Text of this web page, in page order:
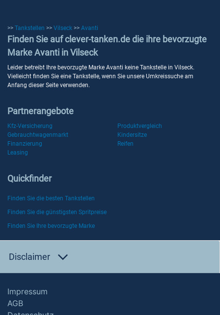
>> Tankstellen >> Vilseck >> Avanti
Finden Sie auf clever-tanken.de die ihre bevorzugte
Marke Avanti in Vilseck
Leider betreibt Ihre bevorzugte Marke Avanti keine Tankstelle in Vilseck.
Vielleicht finden Sie eine Tankstelle, wenn Sie unsere Umkreissuche am
Anfang dieser Seite verwenden.
Partnerangebote
Kfz-Versicherung
Produktvergleich
Gebrauchtwagenmarkt
Kindersitze
Finanzierung
Reifen
Leasing
Quickfinder
Finden Sie die besten Tankstellen
Finden Sie die günstigsten Spritpreise
Finden Sie Ihre bevorzugte Marke
Disclaimer
Impressum
AGB